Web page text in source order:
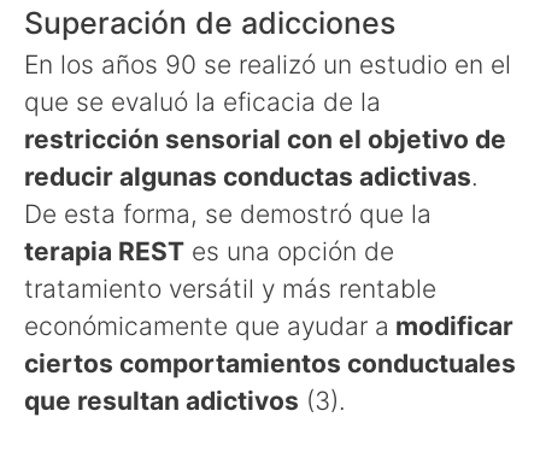
Superación de adicciones
En los años 90 se realizó un estudio en el
que se evaluó la eficacia de la
restricción sensorial con el objetivo de
reducir algunas conductas adictivas.
De esta forma, se demostró que la
terapia REST es una opción de
tratamiento versátil y más rentable
económicamente que ayudar a modificar
ciertos comportamientos conductuales
que resultan adictivos (3).